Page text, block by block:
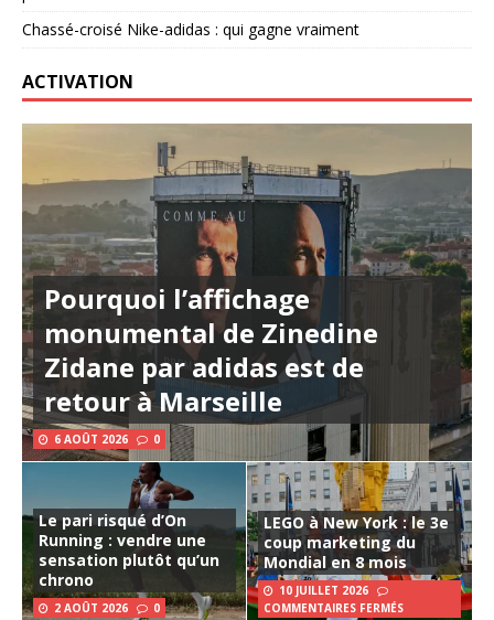
Chassé-croisé Nike-adidas : qui gagne vraiment
ACTIVATION
Pourquoi l’affichage
monumental de Zinedine
Zidane par adidas est de
retour à Marseille
6 AOÛT 2026 0
Le pari risqué d’On
Running : vendre une
sensation plutôt qu’un
chrono
2 AOÛT 2026 0
LEGO à New York : le 3e
coup marketing du
Mondial en 8 mois
10 JUILLET 2026
COMMENTAIRES FERMÉS